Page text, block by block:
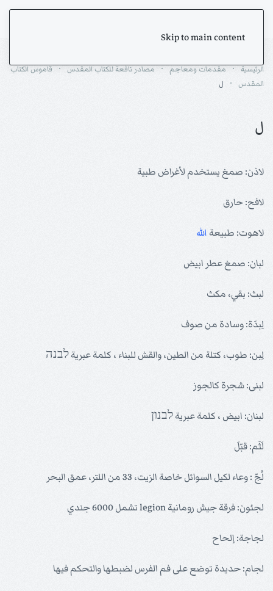
Skip to main content
الرئيسية مقدمات ومعاجم مصادر نافعة للكتاب المقدس
قاموس الكتاب
المقدس
ل
ل
لاذن: صمغ يستخدم لأغراض طبية
لافح: حارق
لاهوت: طبيعة الله
لبان: صمغ عطر ابيض
لبث: بقي، مكث
لِبدَة: وسادة من صوف
لِبن: طوب، كتلة من الطين، والقش للبناء ، كلمة عبرية לבנה
لبنى: شجرة كالجوز
لبنان: ابيض ، كلمة عبرية לבנון
لَثَم: قبّلَ
لُجّ : وعاء لكيل السوائل خاصة الزيت، 33 من اللتر، عمق البحر
لجئون: فرقة جيش رومانية legion تشمل 6000 جندي
لجاجة: إلحاح
لجام: حديدة توضع على فم الفرس لضبطها والتحكم فيها